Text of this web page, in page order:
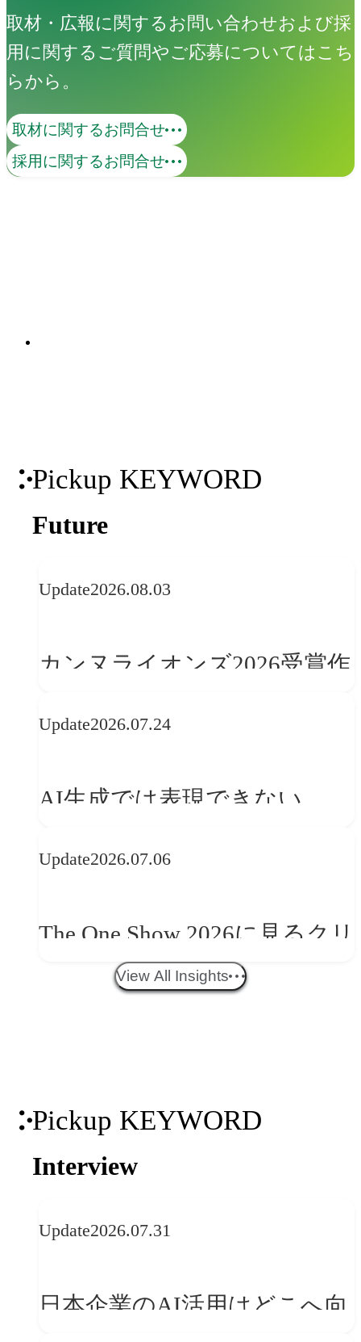
取材・広報に関するお問い合わせおよび採
用に関するご質問やご応募についてはこち
らから。
取材に関するお問合せ
採用に関するお問合せ
screen
Pickup KEYWORD
Future
Update2026.08.03
カンヌライオンズ2026受賞作
──「優れたブランド体験」
か
Update2026.07.24
AI生成では表現できない
望
Update2026.07.06
The One Show 2026に見るクリ
エイティブトレンド──社会
View All Insights
Pickup KEYWORD
Interview
Update2026.07.31
日本企業のAI活用はどこへ向